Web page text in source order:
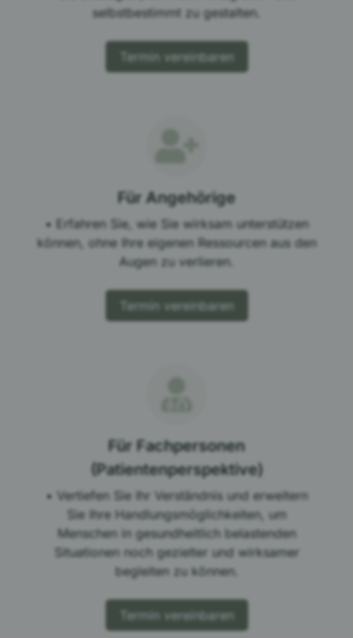
selbstbestimmt zu gestalten.
Termin vereinbaren
Für Angehörige
• Erfahren Sie, wie Sie wirksam unterstützen
können, ohne Ihre eigenen Ressourcen aus den
Augen zu verlieren.
Termin vereinbaren
Für Fachpersonen
(Patientenperspektive)
• Vertiefen Sie Ihr Verständnis und erweitern
Sie Ihre Handlungsmöglichkeiten, um
Menschen in gesundheitlich belastenden
Situationen noch gezielter und wirksamer
begleiten zu können.
Termin vereinbaren